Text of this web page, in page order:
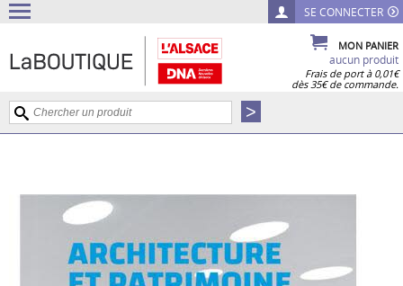
SE CONNECTER
MON PANIER
aucun produit
Frais de port à 0,01€
dès 35€ de commande.